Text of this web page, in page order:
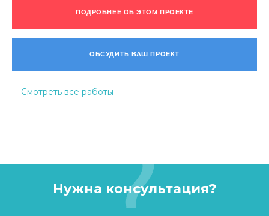
ПОДРОБНЕЕ ОБ ЭТОМ ПРОЕКТЕ
ОБСУДИТЬ ВАШ ПРОЕКТ
Смотреть все работы
Нужна консультация?